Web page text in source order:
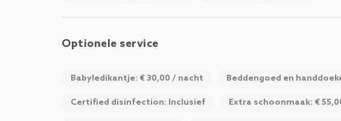
Optionele service
Babyledikantje: € 30,00 / nacht Beddengoed en
Certified disinfection: Inclusief Extra schoonmaak: €